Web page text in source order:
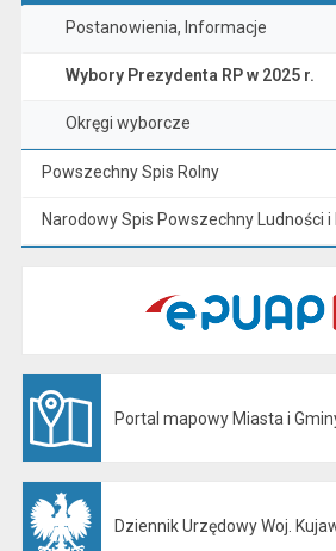
Postanowienia, Informacje
Wybory Prezydenta RP w 2025 r.
Okręgi wyborcze
Powszechny Spis Rolny
Narodowy Spis Powszechny Ludności i
Portal mapowy Miasta i
Dziennik Urzędowy Woj.